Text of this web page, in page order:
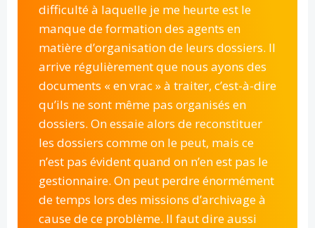
difficulté à laquelle je me heurte est le
manque de formation des agents en
matière d’organisation de leurs dossiers. Il
arrive régulièrement que nous ayons des
documents « en vrac » à traiter, c’est-à-dire
qu’ils ne sont même pas organisés en
dossiers. On essaie alors de reconstituer
les dossiers comme on le peut, mais ce
n’est pas évident quand on n’en est pas le
gestionnaire. On peut perdre énormément
de temps lors des missions d’archivage à
cause de ce problème. Il faut dire aussi